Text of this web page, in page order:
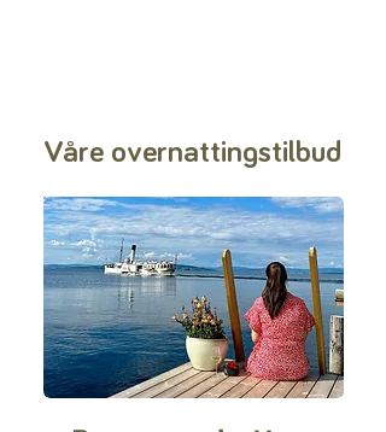
Våre overnattingstilbud